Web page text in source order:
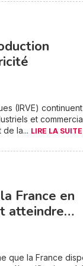
(IRVE)
et
la... LIRE LA
France en
atteindre…
que la France